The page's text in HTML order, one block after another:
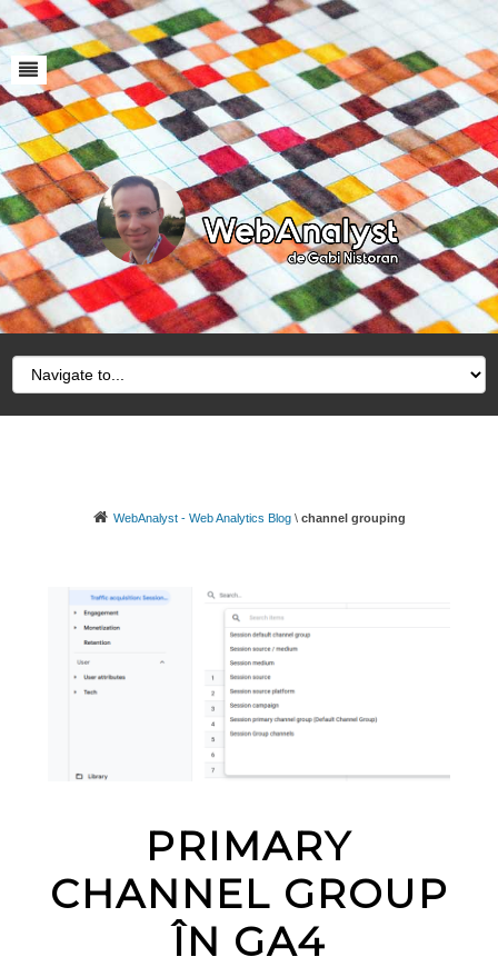
WebAnalyst - Web Analytics Blog\ channel grouping
PRIMARY
CHANNEL GROUP
ÎN GA4